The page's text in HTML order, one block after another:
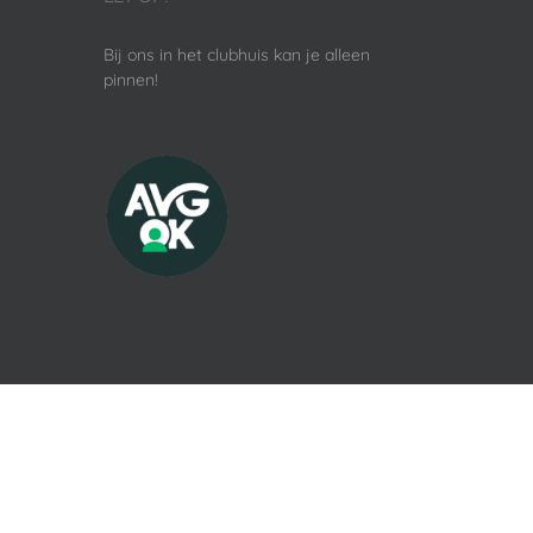
Bij ons in het clubhuis kan je alleen
pinnen!